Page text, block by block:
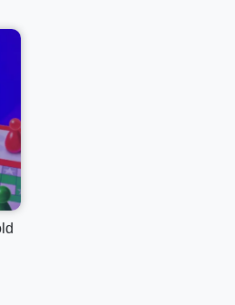
šī mazā investīcija var atbloķēt
- uzlabojiet savu Yalla Ludo
dimantu atslēgu un